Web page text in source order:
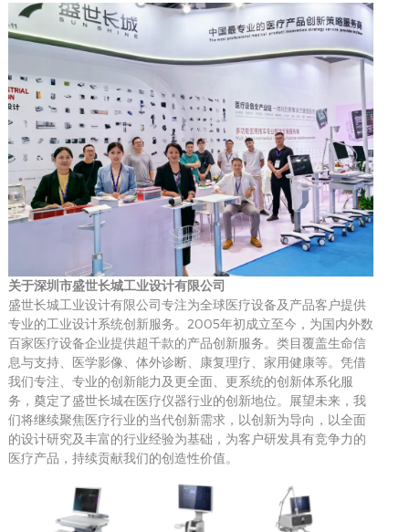
关于深圳市盛世长城工业设计有限公司
盛世长城工业设计有限公司专注为全球医疗设备及产品客户提供
专业的工业设计系统创新服务。 2005年初成立至今，为 国内外数
百家医疗设备企业提供超千款的产品创新服务。类目覆盖生命信
息与支持、医学影像、体外诊断、康复理疗、家用健康等。 凭借
我们专注、专业的创新能力及更全面、更系统的创新体系化服
务，奠定了盛世长城在医疗仪器行业的创新地位 。
展望未来，我
们将继续聚焦医疗行业的当代创新需求，以创新为导向，以全面
的设计研究及丰富的行业经验为基础，为客户研发具有竞争力的
医疗产品，持续贡献我们的创造性价值。